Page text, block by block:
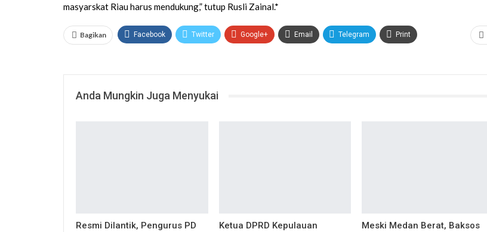
masyarskat Riau harus mendukung,” tutup Rusli Zainal.*
Bagikan Facebook Twitter Google+ Email Telegram Print
Anda Mungkin Juga Menyukai
Resmi Dilantik, Pengurus PD
Ketua DPRD Kepulauan
Meski Medan Berat, Baksos